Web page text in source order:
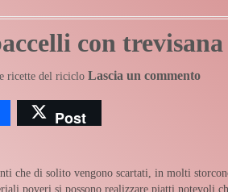
con
ricette del riciclo Lascia un commento
Post
che di solito vengono scartati, in molti
poveri si possono realizzare piatti notevoli